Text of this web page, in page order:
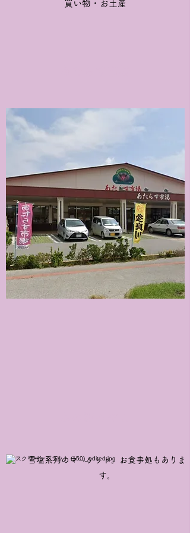
買い物・お土産
地元民が集う産直市場。お土産品も勢ぞろ
​雪塩系列のマーケット。お食事処もありま
す。